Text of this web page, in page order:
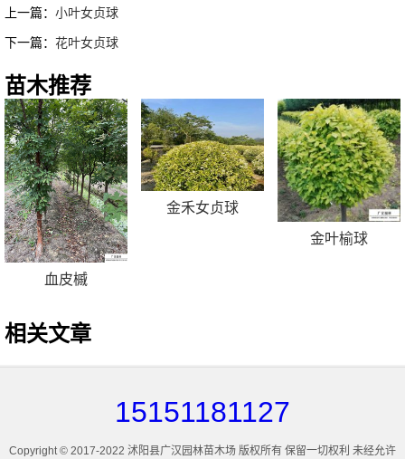
上一篇：小叶女贞球
下一篇：花叶女贞球
苗木推荐
血皮槭
金禾女贞球
金叶榆球
相关文章
15151181127
Copyright © 2017-2022 沭阳县广汉园林苗木场 版权所有 保留一切权利 未经允许